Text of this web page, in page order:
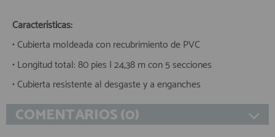
Características:
• Cubierta moldeada con recubrimiento de PVC
• Longitud total: 80 pies | 24,38 m con 5 secciones
• Cubierta resistente al desgaste y a enganches
COMENTARIOS (0)